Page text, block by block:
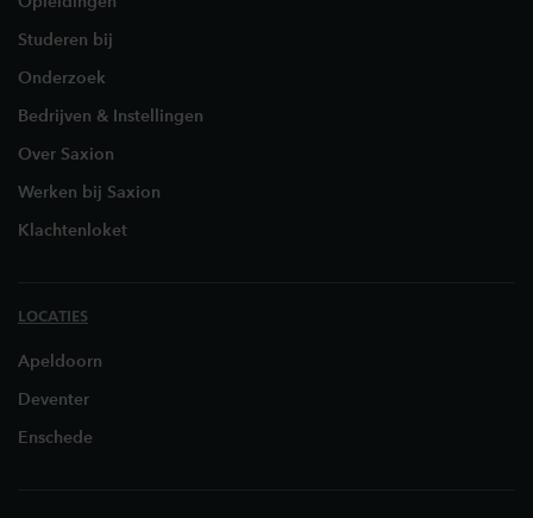
Studeren bij
Onderzoek
Bedrijven & Instellingen
Over Saxion
Werken bij Saxion
Klachtenloket
LOCATIES
Apeldoorn
Deventer
Enschede